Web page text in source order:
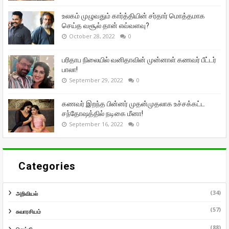
உலகம் முழுவதும் கார்த்தியின் சர்தார் மொத்தமாக
செய்த வசூல் தான் எவ்வளவு?
October 28, 2022 0
பரிதாப நிலையில் வனிதாவின் முன்னாள் கணவர் பீட்டர்
பாலா!
September 29, 2022 0
கணவர் இறந்த பின்னர் முதன்முதலாக உச்சக்கட்ட
சந்தோஷத்தில் நடிகை மீனா!
September 16, 2022 0
Categories
அறிவியல் (34)
சுவாரசியம் (57)
(88)